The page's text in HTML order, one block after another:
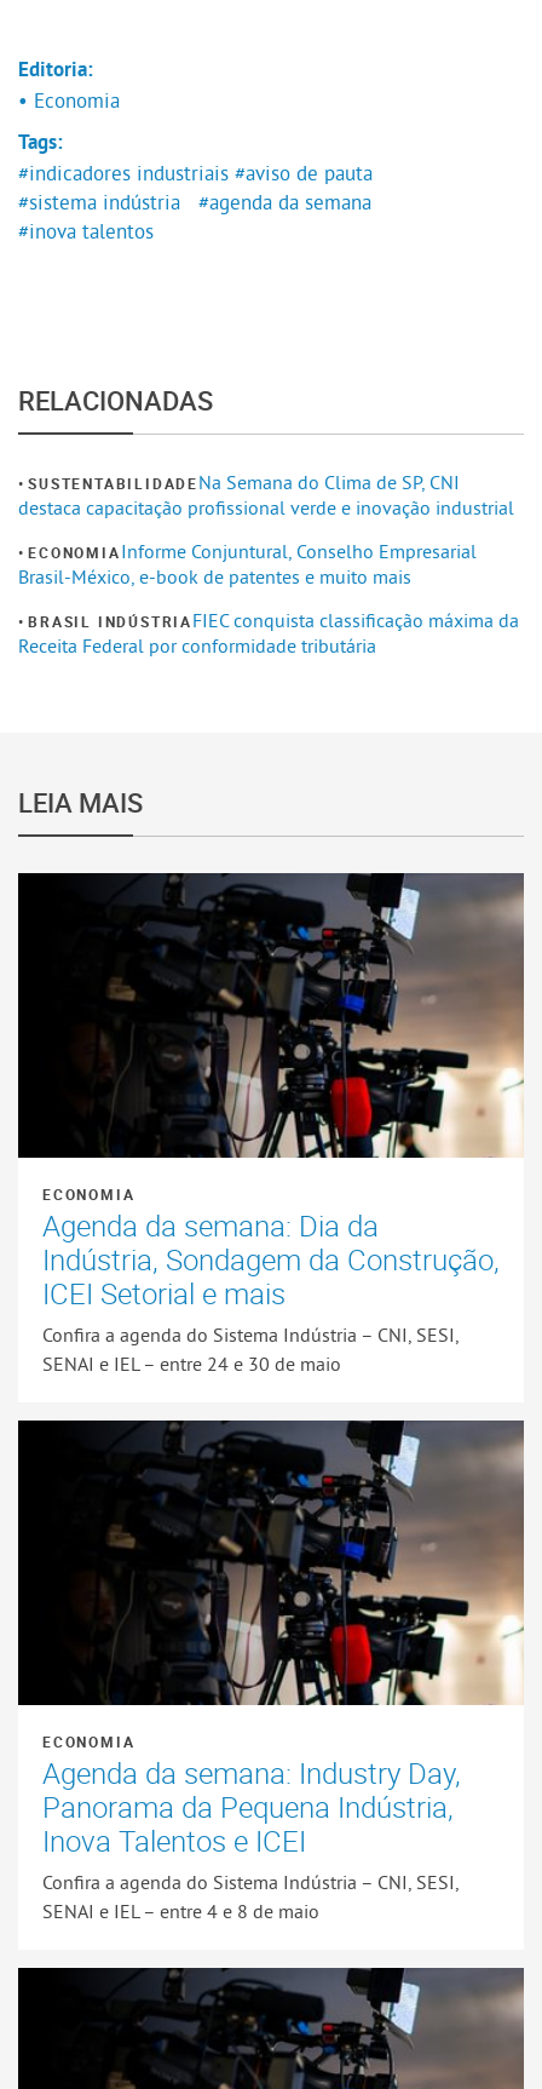
Editoria:
• Economia
Tags:
#indicadores industriais #aviso de pauta
#sistema indústria
#agenda da semana
#inova talentos
RELACIONADAS
SUSTENTABILIDADENa Semana do Clima de SP, CNI
destaca capacitação profissional verde e inovação industrial
ECONOMIAInforme Conjuntural, Conselho Empresarial
Brasil-México, e-book de patentes e muito mais
BRASIL INDÚSTRIAFIEC conquista classificação máxima da
Receita Federal por conformidade tributária
LEIA MAIS
ECONOMIA
Agenda da semana: Dia da
Indústria, Sondagem da Construção,
ICEI Setorial e mais
Confira a agenda do Sistema Indústria – CNI, SESI,
SENAI e IEL – entre 24 e 30 de maio
ECONOMIA
Agenda da semana: Industry Day,
Panorama da Pequena Indústria,
Inova Talentos e ICEI
Confira a agenda do Sistema Indústria – CNI, SESI,
SENAI e IEL – entre 4 e 8 de maio